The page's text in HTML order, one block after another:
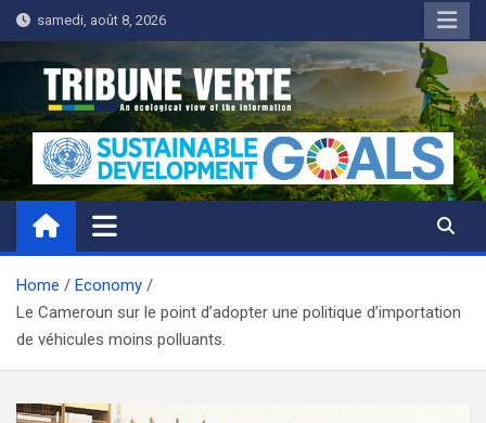
Skip
to
content
samedi, août 8, 2026
Tribune Verte
Un regard écologique de l'information
Home
Economy
Le Cameroun sur le point d’adopter une politique d’importation
de véhicules moins polluants.